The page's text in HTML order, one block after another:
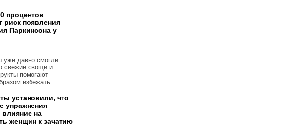
процентов
риск появления
Паркинсона у
уже давно смогли
свежие овощи и
помогают
избежать ...
установили, что
упражнения
на
женщин к зачатию